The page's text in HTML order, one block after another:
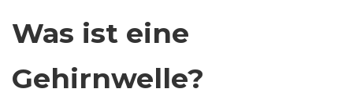
Was ist eine
Gehirnwelle?